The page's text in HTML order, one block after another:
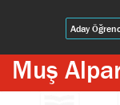
Aday
Muş